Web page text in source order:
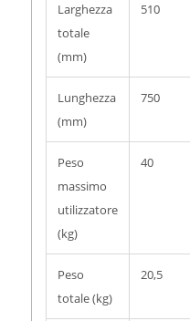
Larghezza
totale
(mm)
510
Lunghezza
(mm)
750
Peso
massimo
utilizzatore
(kg)
40
Peso
totale (kg)
20,5